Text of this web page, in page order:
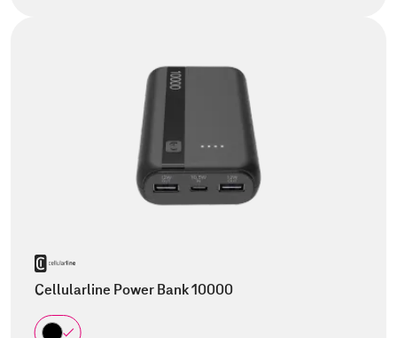
Cellularline Power Bank 10000